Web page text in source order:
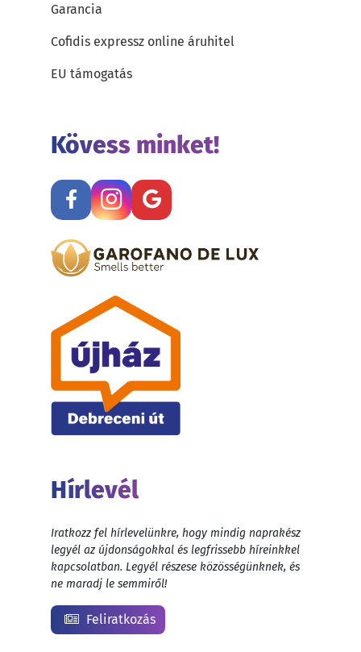
Garancia
Cofidis expressz online áruhitel
EU támogatás
Kövess minket!
Hírlevél
Iratkozz fel hírlevelünkre, hogy mindig naprakész
legyél az újdonságokkal és legfrissebb híreinkkel
kapcsolatban. Legyél részese közösségünknek, és
ne maradj le semmiről!
Feliratkozás